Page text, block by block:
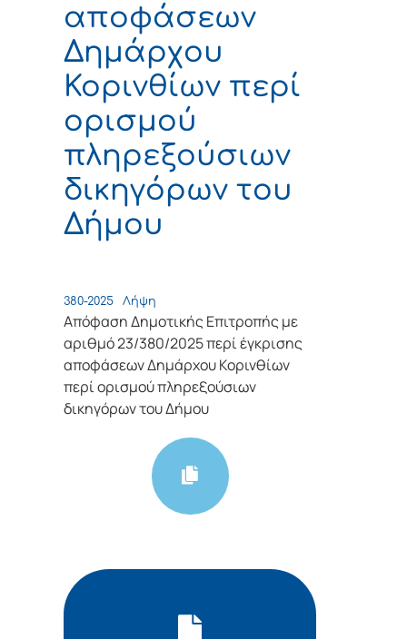
αποφάσεων
Δημάρχου
Κορινθίων περί
ορισμού
πληρεξούσιων
δικηγόρων του
Δήμου
380-2025 Λήψη
Απόφαση Δημοτικής Επιτροπής με
αριθμό 23/380/2025 περί έγκρισης
αποφάσεων Δημάρχου Κορινθίων
περί ορισμού πληρεξούσιων
δικηγόρων του Δήμου